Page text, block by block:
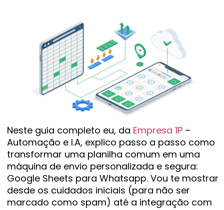
Neste guia completo eu, da Empresa 1P –
Automação e I.A, explico passo a passo como
transformar uma planilha comum em uma
máquina de envio personalizada e segura:
Google Sheets para Whatsapp. Vou te mostrar
desde os cuidados iniciais (para não ser
marcado como spam) até a integração com